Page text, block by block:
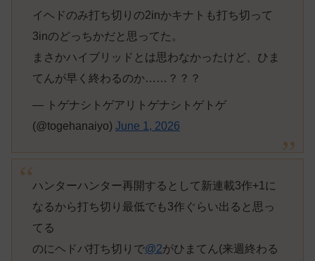
イヘドのみ打ち切りの2inかキナトも打ち切って
3inのどっちかだと思ってた。
まさかハイブリッドとは思わなかったけど、ひま
てんが早く終わるのか……？？？
— トゲナシトゲアリトゲナシトゲトゲ
(@togehanaiyo) June 1, 2026
ハンターハンター再開するとして新連載3作+1に
なるから打ち切り最低でも3作ぐらい出ると思っ
てる
のにヘドバ打ち切りで@2がひまてん(来週終わる